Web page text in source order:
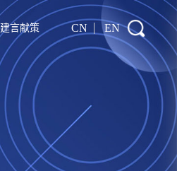
CN EN
建言献策